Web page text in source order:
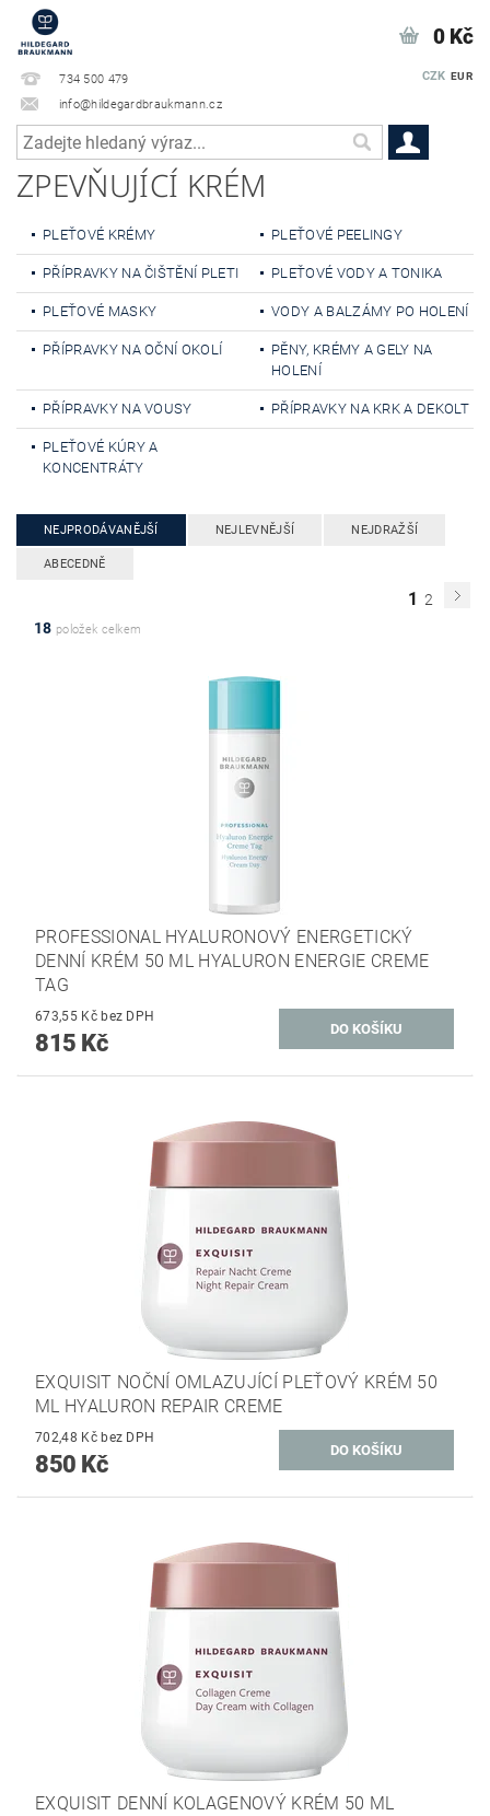
734 500 479
info@hildegardbraukmann.cz
CZK EUR
0 Kč
ZPEVŇUJÍCÍ KRÉM
PLEŤOVÉ KRÉMY PLEŤOVÉ PEELINGY
PŘÍPRAVKY NA ČIŠTĚNÍ PLETI PLEŤOVÉ VODY A TONIKA
PLEŤOVÉ MASKY VODY A BALZÁMY PO HOLENÍ
PŘÍPRAVKY NA OČNÍ OKOLÍ
PĚNY, KRÉMY A GELY NA
HOLENÍ
PŘÍPRAVKY NA VOUSY PŘÍPRAVKY NA KRK A DEKOLT
PLEŤOVÉ KÚRY A
KONCENTRÁTY
NEJPRODÁVANĚJŠÍ NEJLEVNĚJŠÍ NEJDRAŽŠÍ
ABECEDNĚ
1 2
18 položek celkem
PROFESSIONAL HYALURONOVÝ ENERGETICKÝ
DENNÍ KRÉM 50 ML HYALURON ENERGIE CREME
TAG
673,55 Kč bez DPH
815 Kč
EXQUISIT NOČNÍ OMLAZUJÍCÍ PLEŤOVÝ KRÉM 50
ML HYALURON REPAIR CREME
702,48 Kč bez DPH
850 Kč
EXQUISIT DENNÍ KOLAGENOVÝ KRÉM 50 ML